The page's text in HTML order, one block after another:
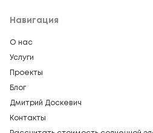
Навигация
О нас
Услуги
Проекты
Блог
Дмитрий Доскевич
Контакты